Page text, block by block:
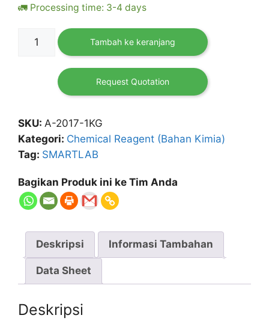
🚛 Processing time: 3-4 days
Kuantitas
Citric
Monohydrate
SMARTLAB
Tambah ke keranjang
Request Quotation
SKU: A-2017-1KG
Kategori: Chemical Reagent (Bahan Kimia)
Tag: SMARTLAB
Bagikan Produk ini ke Tim Anda
Deskripsi Informasi Tambahan
Data Sheet
Deskripsi